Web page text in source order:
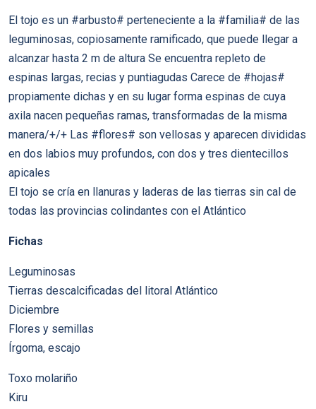
El tojo es un #arbusto# perteneciente a la #familia# de las
leguminosas, copiosamente ramificado, que puede llegar a
alcanzar hasta 2 m de altura Se encuentra repleto de
espinas largas, recias y puntiagudas Carece de #hojas#
propiamente dichas y en su lugar forma espinas de cuya
axila nacen pequeñas ramas, transformadas de la misma
manera/+/+ Las #flores# son vellosas y aparecen divididas
en dos labios muy profundos, con dos y tres dientecillos
apicales
El tojo se cría en llanuras y laderas de las tierras sin cal de
todas las provincias colindantes con el Atlántico
Fichas
Leguminosas
Tierras descalcificadas del litoral Atlántico
Diciembre
Flores y semillas
Írgoma, escajo
Toxo molariño
Kiru